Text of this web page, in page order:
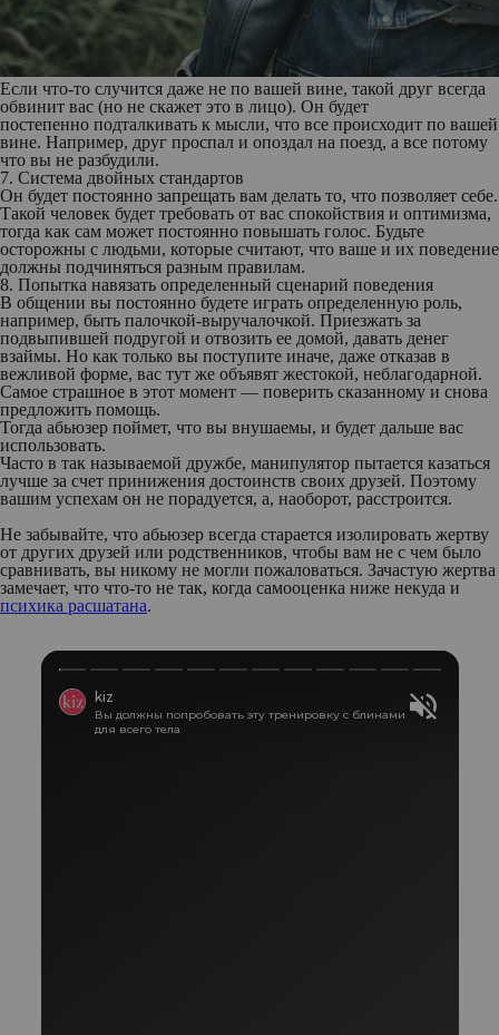
Если что-то случится даже не по вашей вине, такой друг всегда
обвинит вас (но не скажет это в лицо). Он будет
постепенно подталкивать к мысли, что все происходит по вашей
вине. Например, друг проспал и опоздал на поезд, а все потому
что вы не разбудили.
7. Система двойных стандартов
Он будет постоянно запрещать вам делать то, что позволяет себе.
Такой человек будет требовать от вас спокойствия и оптимизма,
тогда как сам может постоянно повышать голос. Будьте
осторожны с людьми, которые считают, что ваше и их поведение
должны подчиняться разным правилам.
8. Попытка навязать определенный сценарий поведения
В общении вы постоянно будете играть определенную роль,
например, быть палочкой-выручалочкой. Приезжать за
подвыпившей подругой и отвозить ее домой, давать денег
взаймы. Но как только вы поступите иначе, даже отказав в
вежливой форме, вас тут же объявят жестокой, неблагодарной.
Самое страшное в этот момент — поверить сказанному и снова
предложить помощь.
Тогда абьюзер поймет, что вы внушаемы, и будет дальше вас
использовать.
Часто в так называемой дружбе, манипулятор пытается казаться
лучше за счет принижения достоинств своих друзей. Поэтому
вашим успехам он не порадуется, а, наоборот, расстроится.
Не забывайте, что абьюзер всегда старается изолировать жертву
от других друзей или родственников, чтобы вам не с чем было
сравнивать, вы никому не могли пожаловаться. Зачастую жертва
замечает, что что-то не так, когда самооценка ниже некуда и
психика расшатана.